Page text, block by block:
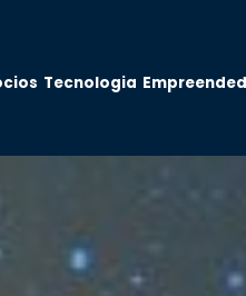
Tecnologia